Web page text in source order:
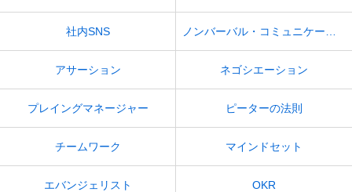
社内SNS
アサーション ネゴシエーション
プレイングマネージャー ピーターの法則
チームワーク マインドセット
エバンジェリスト OKR